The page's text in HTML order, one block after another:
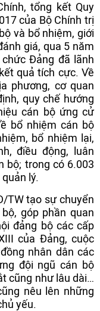
tổng kết Quy
của Bộ Chính trị
và bổ nhiệm, giới
giá, qua 5 năm
Đảng đã lãnh
quả tích cực. Về
phương, cơ quan
quy chế hướng
cán bộ ứng cử
bổ nhiệm cán bộ
bổ nhiệm lại,
điều động, luân
bộ; trong có 6.003
lý.
TW tạo sự chuyển
góp phần quan
đảng bộ các cấp
của Đảng, cuộc
nhân dân các
đội ngũ cán bộ
cũng như lâu dài…
nêu lên những
yếu.